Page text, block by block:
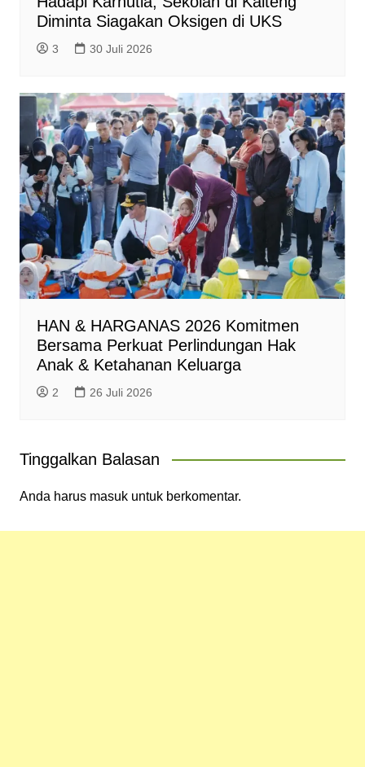
Diminta Siagakan Oksigen di UKS
3 30 Juli 2026
HAN & HARGANAS 2026 Komitmen
Bersama Perkuat Perlindungan Hak
Anak & Ketahanan Keluarga
2 26 Juli 2026
Tinggalkan Balasan
Anda harus masukuntuk berkomentar.